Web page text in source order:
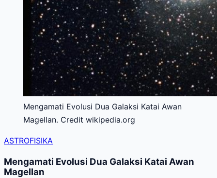
Mengamati Evolusi Dua Galaksi Katai Awan
Magellan. Credit wikipedia.org
ASTROFISIKA
Mengamati Evolusi Dua Galaksi Katai Awan
Magellan